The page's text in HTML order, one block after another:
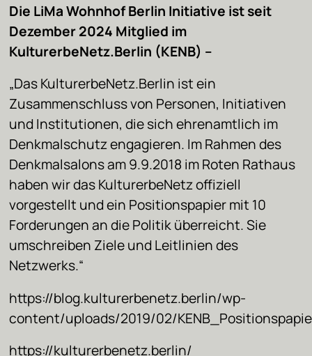
Die LiMa Wohnhof Berlin Initiative ist seit
Dezember 2024 Mitglied im
KulturerbeNetz.Berlin (KENB) –
„Das KulturerbeNetz.Berlin ist ein
Zusammenschluss von Personen, Initiativen
und Institutionen, die sich ehrenamtlich im
Denkmalschutz engagieren. Im Rahmen des
Denkmalsalons am 9.9.2018 im Roten Rathaus
haben wir das KulturerbeNetz offiziell
vorgestellt und ein Positionspapier mit 10
Forderungen an die Politik überreicht. Sie
umschreiben Ziele und Leitlinien des
Netzwerks.“
https://blog.kulturerbenetz.berlin/wp-
content/uploads/2019/02/
https://kulturerbenetz.berlin/